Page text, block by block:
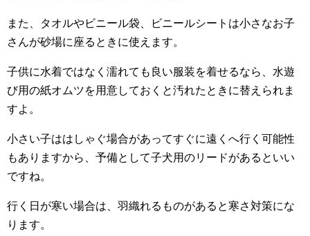
また、タオルやビニール袋、ビニールシートは小さなお子
さんが砂場に座るときに使えます。
子供に水着ではなく濡れても良い服装を着せるなら、水遊
び用の紙オムツを用意しておくと汚れたときに替えられま
すよ。
小さい子ははしゃぐ場合があってすぐに遠くへ行く可能性
もありますから、予備として子犬用のリードがあるといい
ですね。
行く日が寒い場合は、羽織れるものがあると寒さ対策にな
ります。